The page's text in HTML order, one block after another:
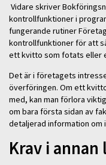
Vidare skriver
kontrollfunktioner i
fungerande rutiner
kontrollfunktioner för att
ett kvitto som fotats eller
Det är i företagets
överföringen. Om ett
med, kan man förlora
om bara första sidan av
detaljerad information om
Krav i